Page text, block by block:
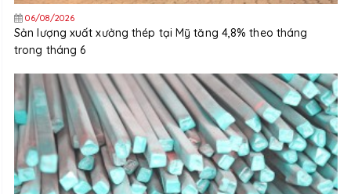
06/08/2026
Sản lượng xuất xưởng thép tại Mỹ tăng 4,8% theo tháng
trong tháng 6